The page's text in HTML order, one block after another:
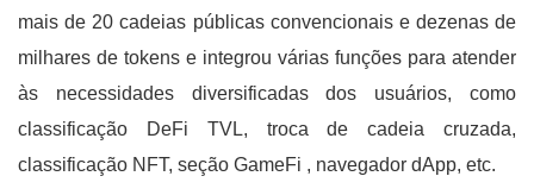
mais de 20 cadeias públicas convencionais e dezenas de
milhares de tokens e integrou várias funções para atender
às necessidades diversificadas dos usuários, como
classificação DeFi TVL, troca de cadeia cruzada,
classificação NFT, seção GameFi , navegador dApp, etc.